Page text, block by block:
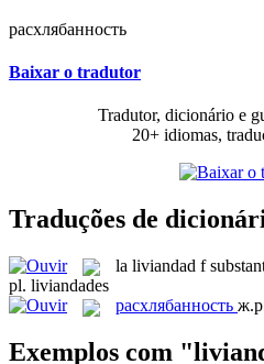
расхлябанность
Baixar o tradutor
Tradutor, dicionário e
20+ idiomas,
Traduções de
la liviandad f
pl. liviandades
расхлябанность
Exemplos com